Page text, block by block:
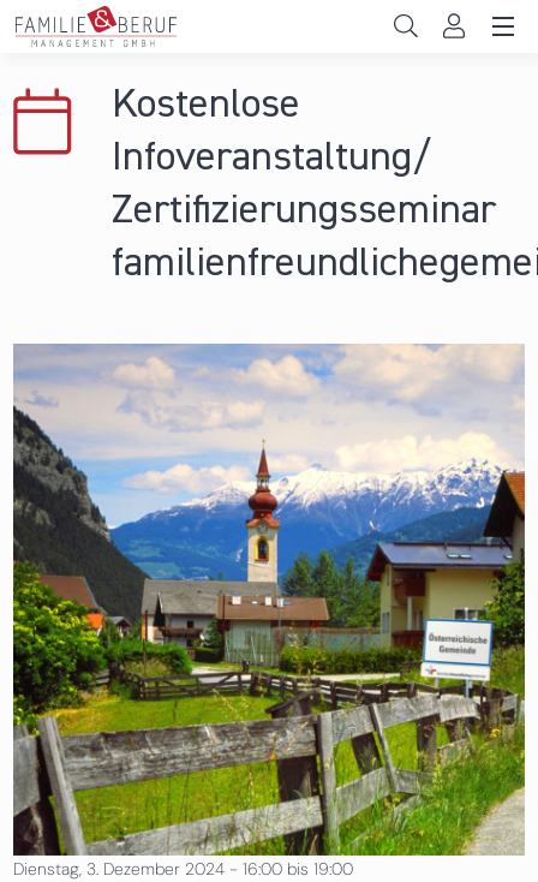
Direkt zum Inhalt
Hochschulen
Persönliche Vereinbarkeit
News & Events
Kostenlose
Infoveranstaltung/
Zertifizierungsseminar
Dienstag, 3. Dezember 2024 - 16:00bis 19:00